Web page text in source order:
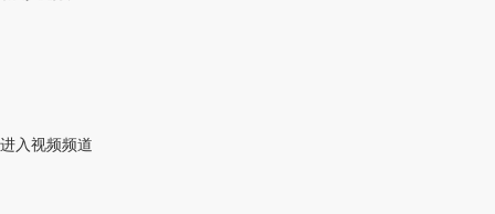
进入视频频道